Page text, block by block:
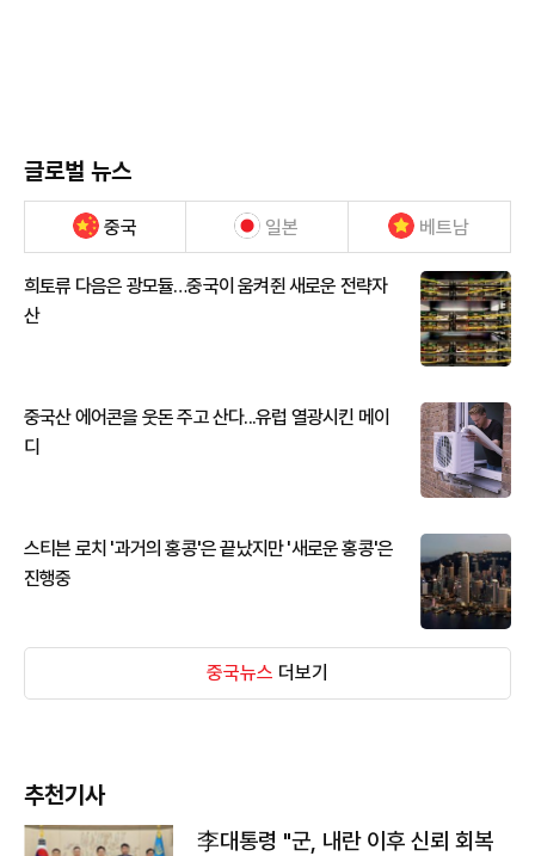
글로벌 뉴스
중국 일본 베트남
희토류 다음은 광모듈…중국이 움켜쥔 새로운 전략자
산
중국산 에어콘을 웃돈 주고 산다...유럽 열광시킨 메이
디
스티븐 로치 '과거의 홍콩'은 끝났지만 '새로운 홍콩'은
진행중
중국뉴스 더보기
추천기사
李대통령 "군, 내란 이후 신뢰 회복